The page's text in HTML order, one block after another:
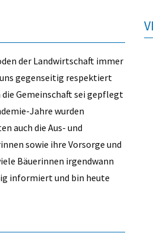
der Landwirtschaft immer
gegenseitig respektiert
die Gemeinschaft sei gepflegt
Jahre wurden
auch die Aus- und
sowie ihre Vorsorge und
Bäuerinnen irgendwann
informiert und bin heute